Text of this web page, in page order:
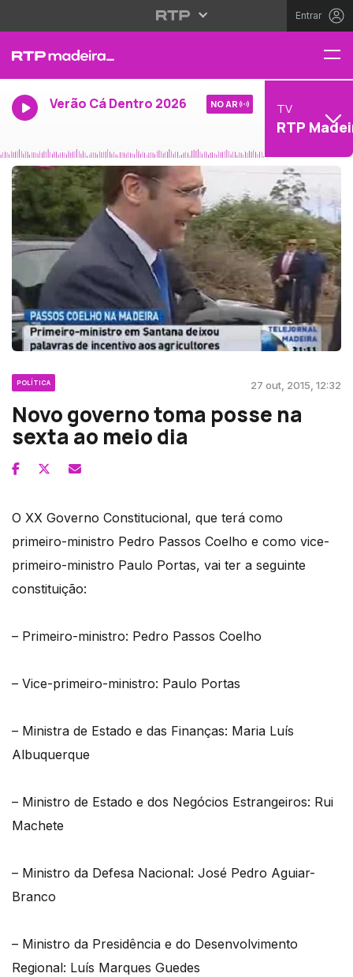
Entrar
Verão Cá Dentro 2026 NO AR TV
RTP
POLÍTICA 27 out, 2015, 12:32
Novo governo toma posse na
sexta ao meio dia
O XX Governo Constitucional, que terá como
primeiro-ministro Pedro Passos Coelho e como vice-
primeiro-ministro Paulo Portas, vai ter a seguinte
constituição:
– Primeiro-ministro: Pedro Passos Coelho
– Vice-primeiro-ministro: Paulo Portas
– Ministra de Estado e das Finanças: Maria Luís
Albuquerque
– Ministro de Estado e dos Negócios Estrangeiros: Rui
Machete
– Ministro da Defesa Nacional: José Pedro Aguiar-
Branco
– Ministro da Presidência e do Desenvolvimento
Regional: Luís Marques Guedes